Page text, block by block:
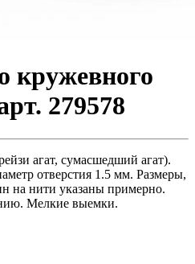
кружевного
279578
агат, сумасшедший агат).
отверстия 1.5 мм. Размеры,
на нити указаны примерно.
Мелкие выемки.